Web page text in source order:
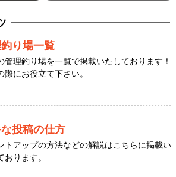
り場一覧
管理釣り場を一覧で掲載いたしております！
際にお役立て下さい。
投稿の仕方
トアップの方法などの解説はこちらに掲載い
おります。